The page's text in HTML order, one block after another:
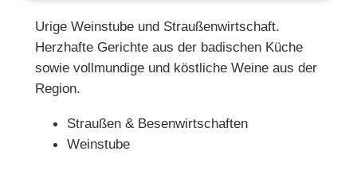
Urige Weinstube und Straußenwirtschaft.
Herzhafte Gerichte aus der badischen Küche
sowie vollmundige und köstliche Weine aus der
Region.
Straußen & Besenwirtschaften
Weinstube